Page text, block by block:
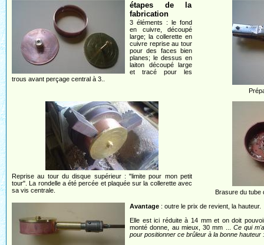
étapes de la
fabrication
3 éléments : le fond
en cuivre, découpé
large; la collerette en
cuivre reprise au tour
pour des faces bien
planes; le dessus en
laiton découpé large
et tracé pour les
trous avant perçage central à 3..
Reprise au tour du disque supérieur : "limite pour mon petit
tour". La rondelle a été percée et plaquée sur la collerette avec
sa vis centrale.
Brasure du tube
Avantage : outre le prix de revient, la hauteur.
Elle est ici réduite à 14 mm et on doit
monté donne, au mieux, 30 mm ... Ce qui
pour positionner ce brûleur à la bonne hauteur